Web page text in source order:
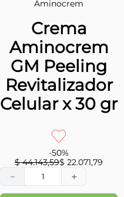
Aminocrem
Crema
Aminocrem
GM Peeling
Revitalizador
Celular x 30 gr
-50%
$ 44.143,59$ 22.071,79
＋
－